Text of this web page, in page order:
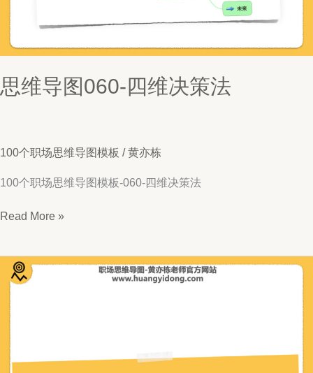
思维导图060-四维决策法
100个职场思维导图模板 /黄亦栋
100个职场思维导图模板-060-四维决策法
思
060-
四
维
决
策
法
Read More »